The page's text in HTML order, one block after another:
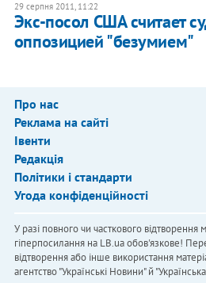
29 серпня 2011, 11:22
Экс-посол США считает
оппозицией "безумием"
Про нас
Реклама на сайті
Івенти
Редакція
Політики і стандарти
Угода конфіденційності
У разі повного чи часткового відтворення
гіперпосилання на LB.ua обов'язкове!
відтворення або інше використання
агентство "Українськi Новини" й